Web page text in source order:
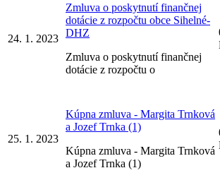
24. 1. 2023
Zmluva o poskytnutí finančnej
dotácie z rozpočtu obce Sihelné-
DHZ
Zmluva o poskytnutí finančnej
dotácie z rozpočtu o
25. 1. 2023
Kúpna zmluva - Margita Trnková
a Jozef Trnka (1)
Kúpna zmluva - Margita Trnková
a Jozef Trnka (1)